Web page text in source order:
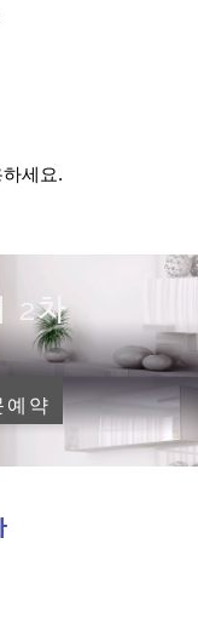
세요.
2차
예약